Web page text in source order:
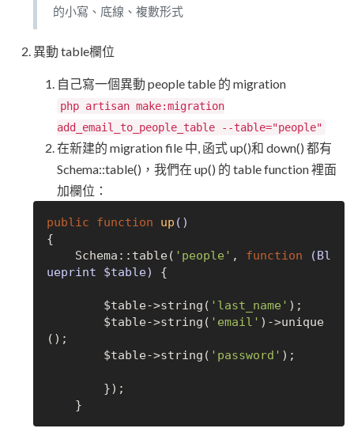
的小寫、底線、複數形式
異動 table欄位
自己寫一個異動 people table 的 migration
php artisan make:migration
add_email_to_people_table --table="people"
在新建的 migration file 中, 函式 up()和 down() 都有
Schema::table()，我們在 up() 的 table function 裡面
加欄位：
public function up ()
{
    Schema::table(
'people' , function
(Bl
ueprint $table)
{
        $table->string(
'last_name' );
        $table->string(
'email' )->unique
();
        $table->string(
'password' );